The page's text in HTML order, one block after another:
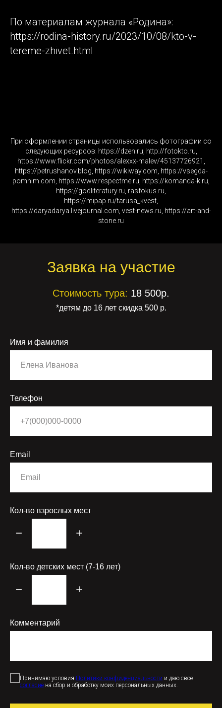
По материалам журнала «Родина»:
https://rodina-history.ru/2023/10/08/kto-v-
tereme-zhivet.html
При оформлении страницы использовались фотографии со
следующих ресурсов: https://dzen.ru, http://fotokto.ru,
https://www.flickr.com/photos/alexxx-malev/45137726921,
https://petrushanov.blog, https://wikiway.com, https://vsegda-
pomnim.com, https://www.respectme.ru, https://komanda-k.ru,
https://godliteratury.ru, rasfokus.ru,
https://mipap.ru/tarusa_kvest,
https://daryadarya.livejournal.com, vest-news.ru, https://art-and-
stone.ru
Заявка на участие
Стоимость тура: 18 500р.
*детям до 16 лет скидка 500 р.
Имя и фамилия
Телефон
Email
Кол-во взрослых мест
Кол-во детских мест (7-16 лет)
Комментарий
Принимаю условия Политики конфиденциальности и даю свое
согласие на сбор и обработку моих персональных данных.